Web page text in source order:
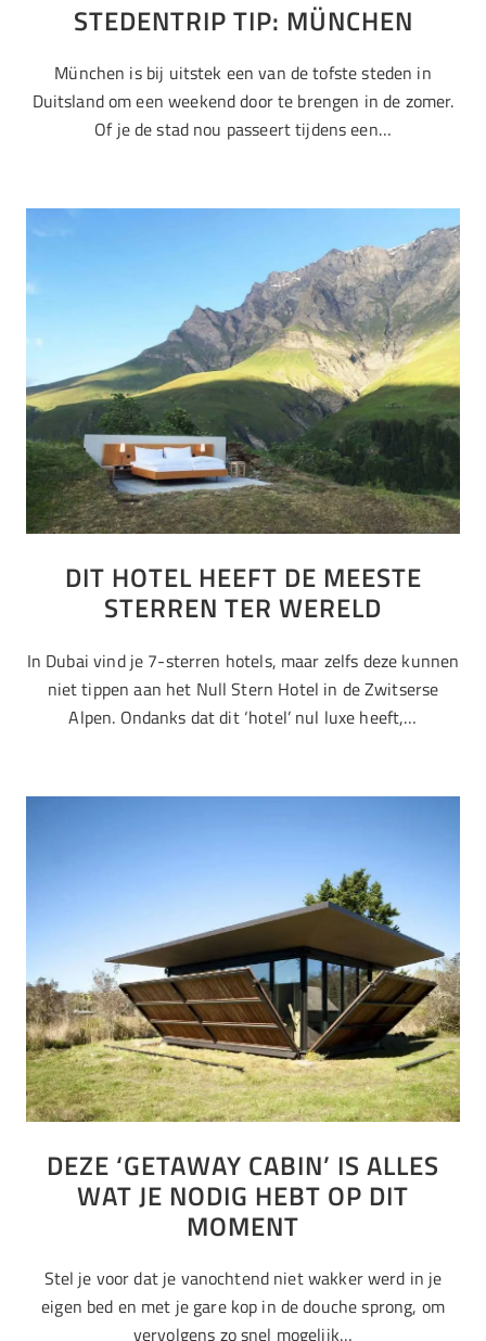
STEDENTRIP TIP: MÜNCHEN
München is bij uitstek een van de tofste steden in
Duitsland om een weekend door te brengen in de zomer.
Of je de stad nou passeert tijdens een…
DIT HOTEL HEEFT DE MEESTE
STERREN TER WERELD
In Dubai vind je 7-sterren hotels, maar zelfs deze kunnen
niet tippen aan het Null Stern Hotel in de Zwitserse
Alpen. Ondanks dat dit ‘hotel’ nul luxe heeft,…
DEZE ‘GETAWAY CABIN’ IS ALLES
WAT JE NODIG HEBT OP DIT
MOMENT
Stel je voor dat je vanochtend niet wakker werd in je
eigen bed en met je gare kop in de douche sprong, om
vervolgens zo snel mogelijk…